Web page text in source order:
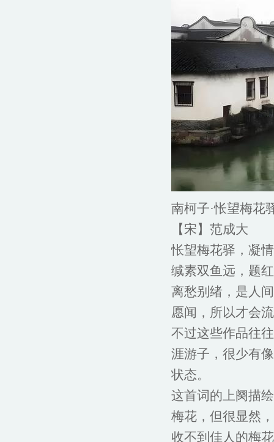
南柯子·怅望梅花
【宋】范成大
怅望梅花驿，凝
缄素双鱼远，题
离愁别绪，是人
愿闻，所以才会
不过这些作品往
涯游子，很少有
状态。
这首词的上阕描
梅花，但很显然
收不到佳人的梅